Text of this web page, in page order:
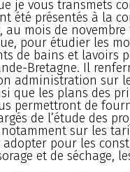
je vous transmets
été présentés à la
mois de novembre
pour étudier les
de bains et lavoirs
Bretagne. Il
administration sur
que les plans des
permettront de
de l’étude des
sur les
pour les
et de séchage,